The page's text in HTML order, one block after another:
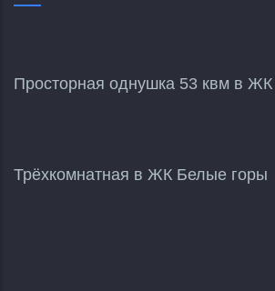
Просторная однушка 53 квм в
Трёхкомнатная в ЖК Белые горы